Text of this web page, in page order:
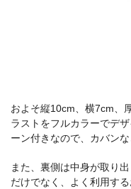
およそ縦10cm、横7cm、
ラストをフルカラーでデ
ーン付きなので、カバン
また、裏側は中身が取り
だけでなく、よく利用す